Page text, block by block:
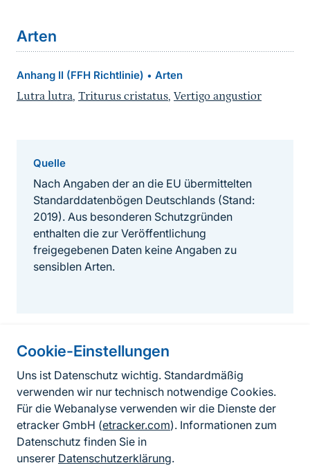
Cookie-Einstellungen
Uns ist Datenschutz wichtig. Standardmäßig
verwenden wir nur technisch notwendige Cookies.
Für die Webanalyse verwenden wir die Dienste der
etracker GmbH (etracker.com). Informationen zum
Datenschutz finden Sie in
unserer Datenschutzerklärung.
Arten
Anhang II (FFH Richtlinie) • Arten
Lutra lutra, Triturus cristatus, Vertigo angustior
Quelle
Nach Angaben der an die EU übermittelten
Standarddatenbögen Deutschlands (Stand:
2019). Aus besonderen Schutzgründen
enthalten die zur Veröffentlichung
freigegebenen Daten keine Angaben zu
sensiblen Arten.
Informationen zur Seite
FußzeileKontakt zum BfN
Kontaktformular
Erklärung zur Barrierefreiheit